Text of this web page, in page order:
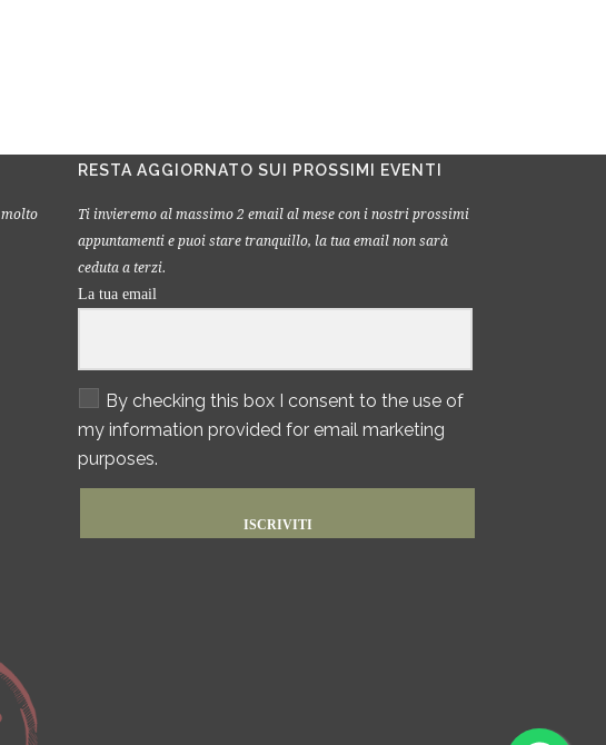
RESTA AGGIORNATO SUI PROSSIMI EVENTI
Ti invieremo al massimo 2 email al mese con i nostri prossimi
appuntamenti e puoi stare tranquillo, la tua email non sarà
ceduta a terzi.
La tua email
By checking this box I consent to the use of
my information provided for email marketing
purposes.
ISCRIVITI